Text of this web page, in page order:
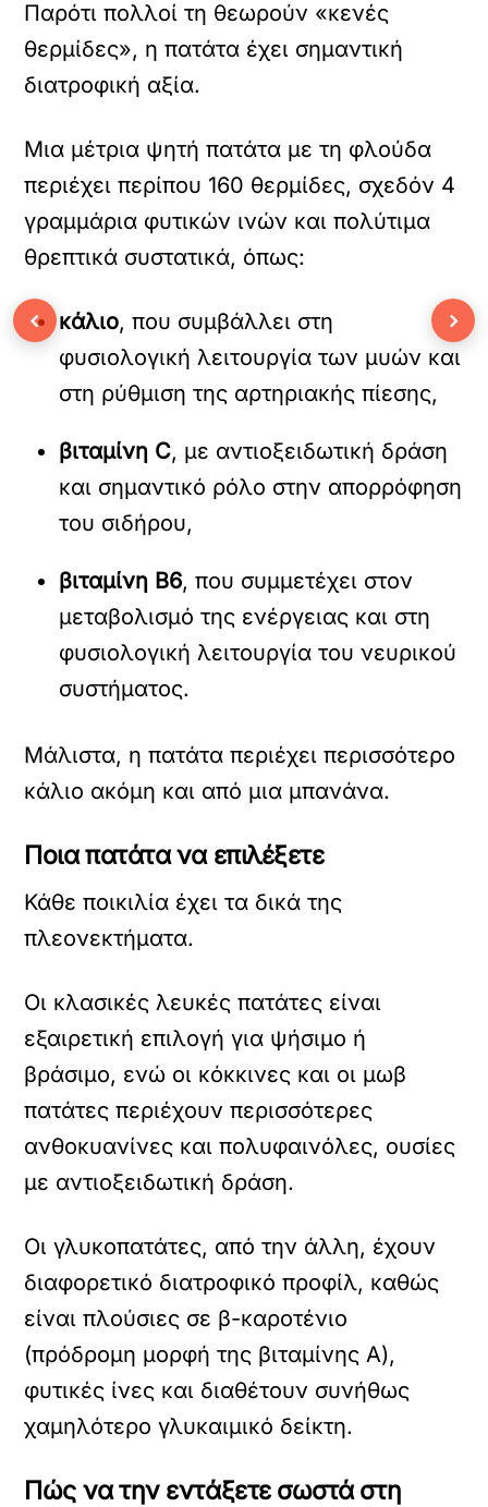
Παρότι πολλοί τη θεωρούν «κενές
θερμίδες», η πατάτα έχει σημαντική
διατροφική αξία.
Μια μέτρια ψητή πατάτα με τη φλούδα
περιέχει περίπου 160 θερμίδες, σχεδόν 4
γραμμάρια φυτικών ινών και πολύτιμα
θρεπτικά συστατικά, όπως:
κάλιο, που συμβάλλει στη
φυσιολογική λειτουργία των μυών και
στη ρύθμιση της αρτηριακής πίεσης,
βιταμίνη C, με αντιοξειδωτική δράση
και σημαντικό ρόλο στην απορρόφηση
του σιδήρου,
βιταμίνη Β6, που συμμετέχει στον
μεταβολισμό της ενέργειας και στη
φυσιολογική λειτουργία του νευρικού
συστήματος.
Μάλιστα, η πατάτα περιέχει περισσότερο
κάλιο ακόμη και από μια μπανάνα.
Ποια πατάτα να επιλέξετε
Κάθε ποικιλία έχει τα δικά της
πλεονεκτήματα.
Οι κλασικές λευκές πατάτες είναι
εξαιρετική επιλογή για ψήσιμο ή
βράσιμο, ενώ οι κόκκινες και οι μωβ
πατάτες περιέχουν περισσότερες
ανθοκυανίνες και πολυφαινόλες, ουσίες
με αντιοξειδωτική δράση.
Οι γλυκοπατάτες, από την άλλη, έχουν
διαφορετικό διατροφικό προφίλ, καθώς
είναι πλούσιες σε β-καροτένιο
(πρόδρομη μορφή της βιταμίνης Α),
φυτικές ίνες και διαθέτουν συνήθως
χαμηλότερο γλυκαιμικό δείκτη.
Πώς να την εντάξετε σωστά στη
‹ ›